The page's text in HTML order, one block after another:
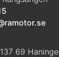
69 Haninge